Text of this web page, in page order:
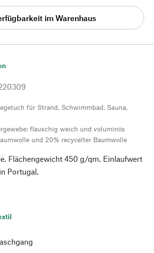
im Warenhaus
für Strand, Schwimmbad, Sauna,
flauschig weich und voluminös
und 20% recycelter Baumwolle
Flächengewicht 450 g/qm. Einlaufwert
Portugal.